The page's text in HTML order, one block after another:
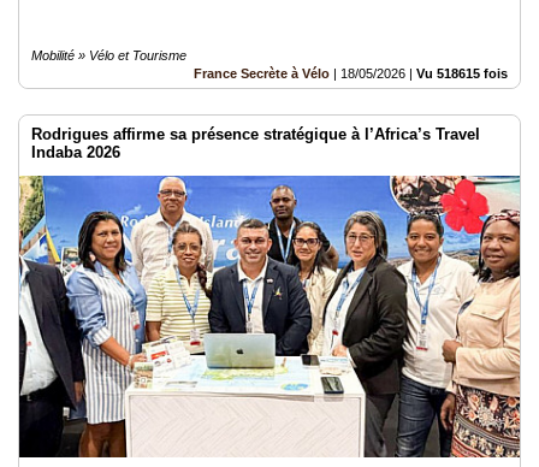
Mobilité » Vélo et Tourisme
France Secrète à Vélo | 18/05/2026 | Vu 518615 fois
Rodrigues affirme sa présence stratégique à l’Africa’s Travel
Indaba 2026